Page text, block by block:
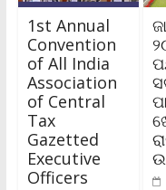
1st Annual
Convention
of All India
Association
of Central
Tax
Gazetted
Executive
Officers